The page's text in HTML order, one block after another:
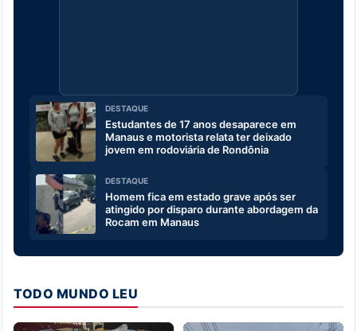
DESTAQUE
Estudantes de 17 anos desaparece em
Manaus e motorista relata ter deixado
jovem em rodoviária de Rondônia
DESTAQUE
Homem fica em estado grave após ser
atingido por disparo durante abordagem da
Rocam em Manaus
TODO MUNDO LEU